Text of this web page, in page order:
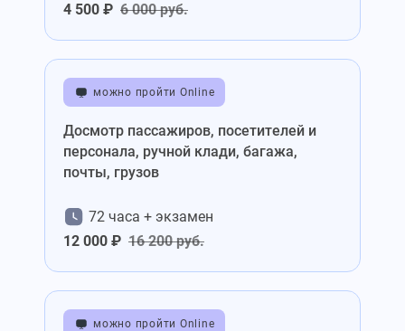
4 500 ₽ 6 000 руб.
можно пройти Online
Досмотр пассажиров, посетителей и
персонала, ручной клади, багажа,
почты, грузов
72 часа + экзамен
12 000 ₽ 16 200 руб.
можно пройти Online